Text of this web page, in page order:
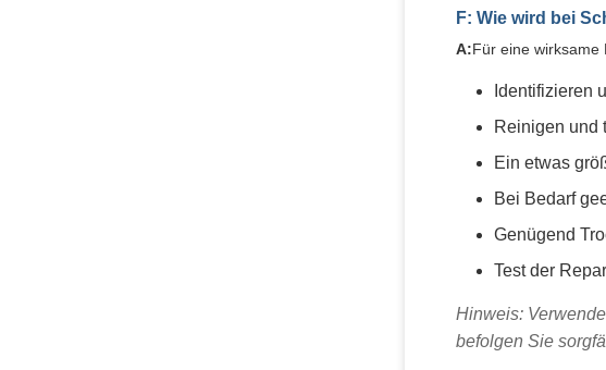
F: Wie wird bei
A:Für eine wirksame
Identifizieren
Reinigen und
Ein etwas
Bei Bedarf
Genügend
Test der
Hinweis:
befolgen Sie